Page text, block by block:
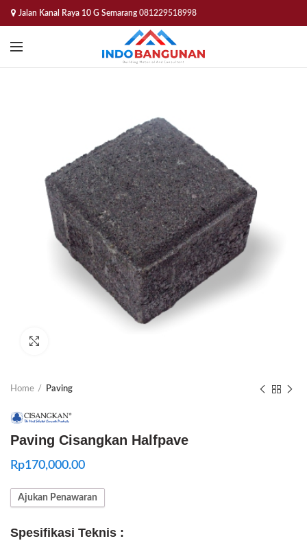
Jalan Kanal Raya 10 G Semarang 081229518998
Home Paving
Paving Cisangkan Halfpave
Rp170,000.00
Ajukan Penawaran
Spesifikasi Teknis :